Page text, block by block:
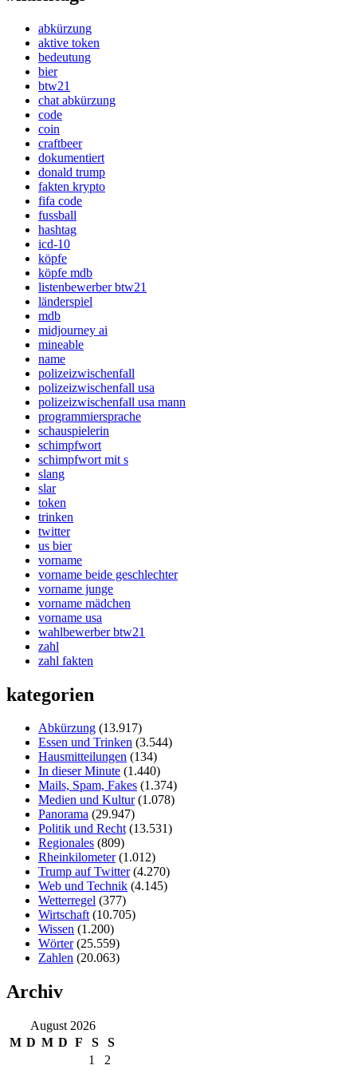
abkürzung
aktive token
bedeutung
bier
btw21
chat abkürzung
code
coin
craftbeer
dokumentiert
donald trump
fakten krypto
fifa code
fussball
hashtag
icd-10
köpfe
köpfe mdb
listenbewerber btw21
länderspiel
mdb
midjourney ai
mineable
name
polizeizwischenfall
polizeizwischenfall usa
polizeizwischenfall usa mann
programmiersprache
schauspielerin
schimpfwort
schimpfwort mit s
slang
slar
token
trinken
twitter
us bier
vorname
vorname beide geschlechter
vorname junge
vorname mädchen
vorname usa
wahlbewerber btw21
zahl
zahl fakten
kategorien
Abkürzung (13.917)
Essen und Trinken (3.544)
Hausmitteilungen (134)
In dieser Minute (1.440)
Mails, Spam, Fakes (1.374)
Medien und Kultur(1.078)
Panorama (29.947)
Politik und Recht(13.531)
Regionales (809)
Rheinkilometer(1.012)
Trump auf Twitter(4.270)
Web und Technik (4.145)
Wetterregel (377)
Wirtschaft(10.705)
Wissen (1.200)
Wörter(25.559)
Zahlen (20.063)
Archiv
August 2026
M D M D F S
S
1
2